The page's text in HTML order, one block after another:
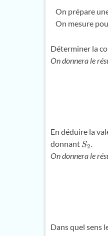
On prépare
On mesure
Déterminer la
On donnera le
En déduire la
donnant S2.
On donnera le
Dans quel sens